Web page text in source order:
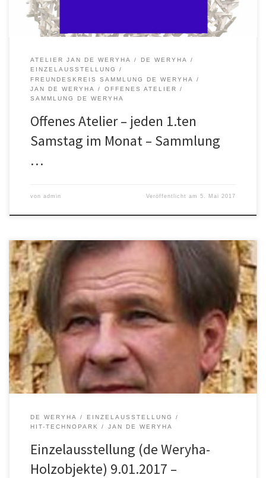
ATELIER JAN DE WERYHA
DE WERYHA
EINZELAUSSTELLUNG
FREUNDESKREIS SAMMLUNG DE WERYHA
JAN DE WERYHA
OFFENES ATELIER
SAMMLUNG DE WERYHA
Offenes Atelier – jeden 1.ten
Samstag im Monat – Sammlung
…
von admin Veröffentlicht am5. Mai 2017
4. November – 6. Januar 2017 (Vernissage 18. November, 18 Uhr)
Gruppenausstellung (Dorota Albers, Carmen Hillers, Claudia
Hoffmann, Ives Rasch, Jan de Weryha) 9. Januar – 3. März 2017
Einzelausstellung (de Weryha- Holzobjekte) hit-Technopark,
Harburg Kunst verbindet … Holz und Ton https://www.hit-
technopark.de/hit_art.htm
DE WERYHA
EINZELAUSSTELLUNG
HIT-TECHNOPARK
JAN DE WERYHA
Einzelausstellung (de Weryha-
Holzobjekte) 9.01.2017 –